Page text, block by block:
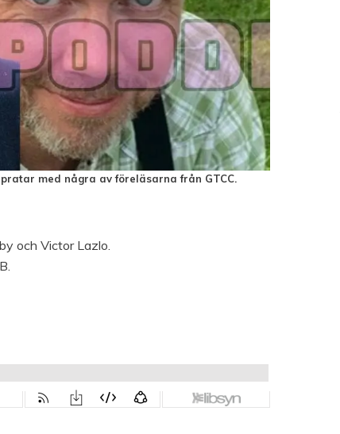
med några av föreläsarna från GTCC.
och Victor Lazlo.